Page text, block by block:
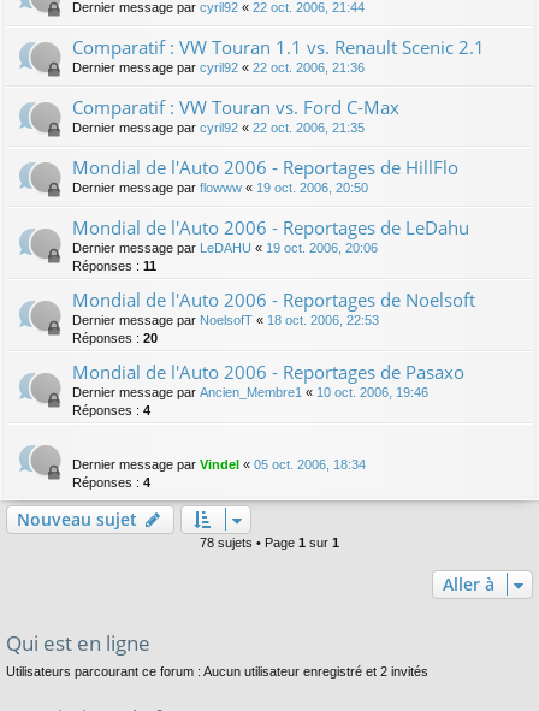
Dernier message par cyril92 « 22 oct. 2006, 21:44
Comparatif : VW Touran 1.1 vs. Renault Scenic 2.1
Dernier message par cyril92 « 22 oct. 2006, 21:36
Comparatif : VW Touran vs. Ford C-Max
Dernier message par cyril92 « 22 oct. 2006, 21:35
Mondial de l'Auto 2006 - Reportages de HillFlo
Dernier message par flowww « 19 oct. 2006, 20:50
Mondial de l'Auto 2006 - Reportages de LeDahu
Dernier message par LeDAHU « 19 oct. 2006, 20:06
Réponses : 11
Mondial de l'Auto 2006 - Reportages de Noelsoft
Dernier message par NoelsofT « 18 oct. 2006, 22:53
Réponses : 20
Mondial de l'Auto 2006 - Reportages de Pasaxo
Dernier message par Ancien_Membre1 « 10 oct. 2006, 19:46
Réponses : 4
Dernier message par Vindel « 05 oct. 2006, 18:34
Réponses : 4
Nouveau sujet
78 sujets • Page 1 sur 1
Aller à
Qui est en ligne
Utilisateurs parcourant ce forum : Aucun utilisateur enregistré et 2 invités